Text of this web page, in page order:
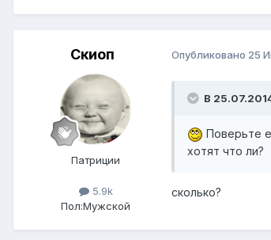
Скиоп
Патриции
5.9k
Пол:Мужской
Опубликовано 25
В
Поверьте
хотят что ли?
сколько?